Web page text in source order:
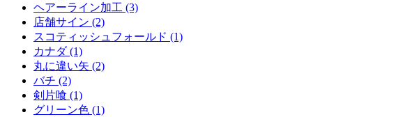
ヘアーライン加工 (3)
店舗サイン (2)
スコティッシュフォールド (1)
カナダ (1)
丸に違い矢 (2)
バチ (2)
剣片喰 (1)
グリーン色 (1)